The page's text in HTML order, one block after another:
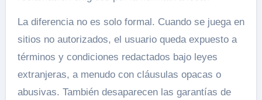
La diferencia no es solo formal. Cuando se juega en
sitios no autorizados, el usuario queda expuesto a
términos y condiciones redactados bajo leyes
extranjeras, a menudo con cláusulas opacas o
abusivas. También desaparecen las garantías de